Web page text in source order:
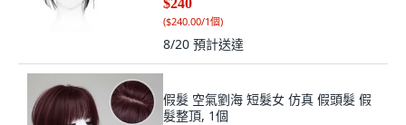
$240
($240.00/1個)
8/20 預計送達
假髮 空氣劉海 短髮女 仿真 假頭髮 假
髮整頂, 1個